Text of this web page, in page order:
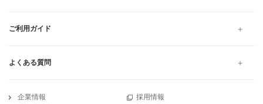
ご利用ガイド
よくある質問
企業情報
採用情報